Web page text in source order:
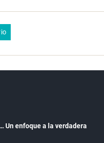
Un enfoque a la verdadera